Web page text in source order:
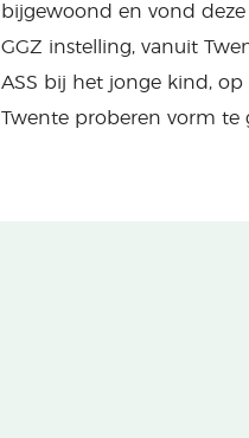
bijgewoond en vond
GGZ instelling, vanuit
ASS bij het jonge kind,
Twente proberen vorm te